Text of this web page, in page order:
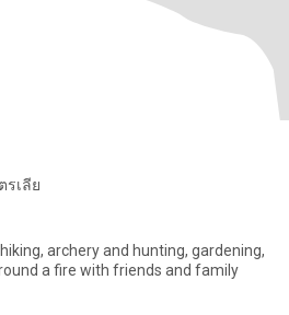
รเลีย
archery and hunting, gardening,
a fire with friends and family